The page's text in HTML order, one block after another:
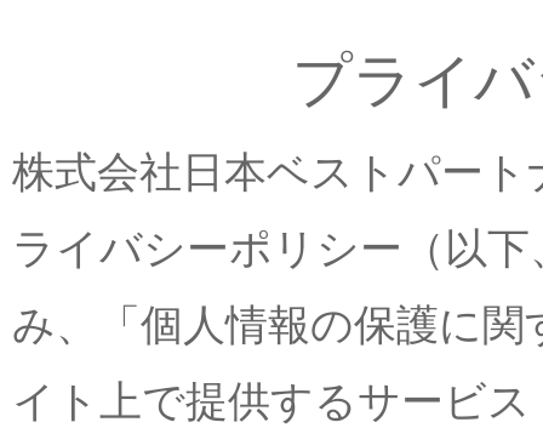
プライ
株式会社日本ベストパー
ライバシーポリシー（以
み、「個人情報の保護に
イト上で提供するサービ